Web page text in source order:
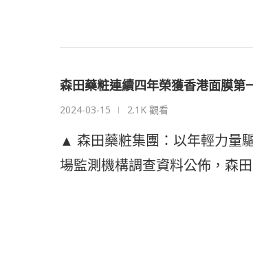
森田藥粧連續四年榮獲香港面膜第
2024-03-15 2.1K 觀看
▲ 森田藥粧集團：以年輕力量
場監測機構調查資料公佈，森